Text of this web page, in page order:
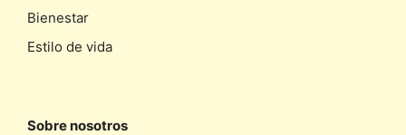
Bienestar
Estilo de vida
Sobre nosotros